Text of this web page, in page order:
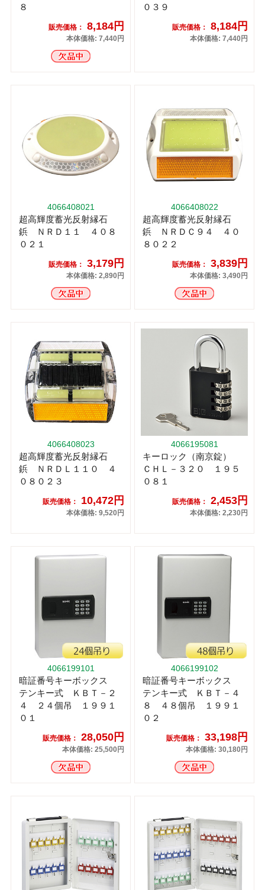
８
販売価格： 8,184円
本体価格: 7,440円
０３９
販売価格： 8,184円
本体価格: 7,440円
4066408021
超高輝度蓄光反射縁石
鋲 ＮＲＤ１１ ４０８
０２１
販売価格： 3,179円
本体価格: 2,890円
4066408022
超高輝度蓄光反射縁石
鋲 ＮＲＤＣ９４ ４０
８０２２
販売価格： 3,839円
本体価格: 3,490円
4066408023
超高輝度蓄光反射縁石
鋲 ＮＲＤＬ１１０ ４
０８０２３
販売価格： 10,472円
本体価格: 9,520円
4066195081
キーロック（南京錠）
ＣＨＬ－３２０ １９５
０８１
販売価格： 2,453円
本体価格: 2,230円
4066199101
暗証番号キーボックス
テンキー式 ＫＢＴ－２
４ ２４個吊 １９９１
０１
販売価格： 28,050円
本体価格: 25,500円
4066199102
暗証番号キーボックス
テンキー式 ＫＢＴ－４
８ ４８個吊 １９９１
０２
販売価格： 33,198円
本体価格: 30,180円